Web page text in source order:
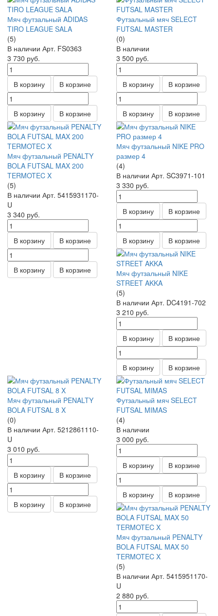
Мяч футзальный ADIDAS
TIRO LEAGUE SALA
(5)
В наличии Арт. FS0363
3 730 руб.
В корзину В корзине
В корзину В корзине
Футзальный мяч SELECT
FUTSAL MASTER
(0)
В наличии
3 500 руб.
В корзину В корзине
В корзину В корзине
Мяч футзальный PENALTY
BOLA FUTSAL MAX 200
TERMOTEC X
(5)
В наличии Арт. 5415931170-
U
3 340 руб.
В корзину В корзине
В корзину В корзине
Мяч футзальный NIKE PRO
размер 4
(4)
В наличии Арт. SC3971-101
3 330 руб.
В корзину В корзине
В корзину В корзине
Мяч футзальный NIKE
STREET AKKA
(5)
В наличии Арт. DC4191-702
3 210 руб.
В корзину В корзине
В корзину В корзине
Мяч футзальный PENALTY
BOLA FUTSAL 8 X
(0)
В наличии Арт. 5212861110-
U
3 010 руб.
В корзину В корзине
В корзину В корзине
Футзальный мяч SELECT
FUTSAL MIMAS
(4)
В наличии
3 000 руб.
В корзину В корзине
В корзину В корзине
Мяч футзальный PENALTY
BOLA FUTSAL MAX 50
TERMOTEC X
(5)
В наличии Арт. 5415951170-
U
2 880 руб.